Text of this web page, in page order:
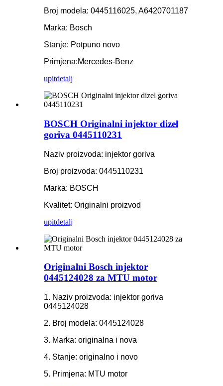
Broj modela: 0445116025, A6420701187
Marka: Bosch
Stanje: Potpuno novo
Primjena:Mercedes-Benz
upitdetalj
BOSCH Originalni injektor dizel
goriva 0445110231
Naziv proizvoda: injektor goriva
Broj proizvoda: 0445110231
Marka: BOSCH
Kvalitet: Originalni proizvod
upitdetalj
Originalni Bosch injektor
0445124028 za MTU motor
1. Naziv proizvoda: injektor goriva
0445124028
2. Broj modela: 0445124028
3. Marka: originalna i nova
4. Stanje: originalno i novo
5. Primjena: MTU motor